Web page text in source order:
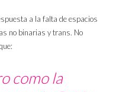
a la falta de espacios
no binarias y trans. No
como la